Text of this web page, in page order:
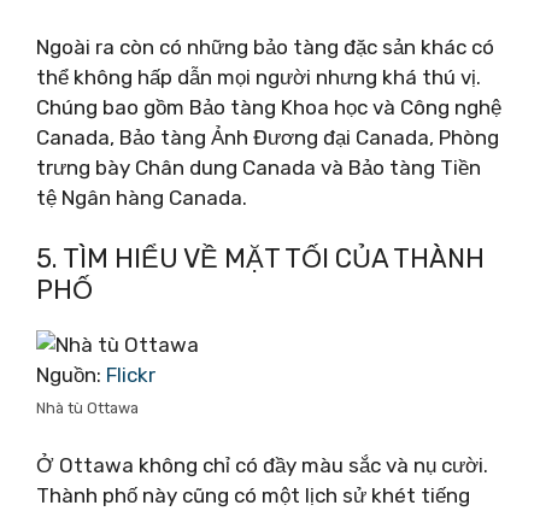
Ngoài ra còn có những bảo tàng đặc sản khác có
thể không hấp dẫn mọi người nhưng khá thú vị.
Chúng bao gồm Bảo tàng Khoa học và Công nghệ
Canada, Bảo tàng Ảnh Đương đại Canada, Phòng
trưng bày Chân dung Canada và Bảo tàng Tiền
tệ Ngân hàng Canada.
5. TÌM HIỂU VỀ MẶT TỐI CỦA THÀNH
PHỐ
Nguồn: Flickr
Nhà tù Ottawa
Ở Ottawa không chỉ có đầy màu sắc và nụ cười.
Thành phố này cũng có một lịch sử khét tiếng